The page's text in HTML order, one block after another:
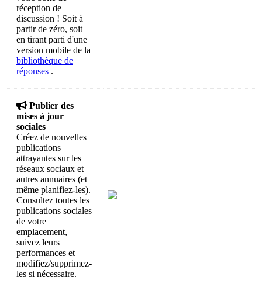
réception de
discussion ! Soit à
partir de zéro, soit
en tirant parti d'une
version mobile de la
bibliothèque de
réponses .
 Publier des
mises à jour
sociales
Créez de nouvelles
publications
attrayantes sur les
réseaux sociaux et
autres annuaires (et
même planifiez-les).
Consultez toutes les
publications sociales
de votre
emplacement,
suivez leurs
performances et
modifiez/supprimez-
les si nécessaire.